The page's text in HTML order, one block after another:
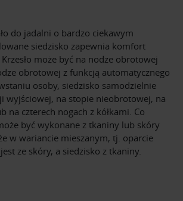
do jadalni o bardzo ciekawym
siedzisko zapewnia komfort
Krzesło może być na nodze obrotowej
obrotowej z funkcją automatycznego
osoby, siedzisko samodzielnie
wyjściowej, na stopie nieobrotowej, na
na czterech nogach z kółkami. Co
być wykonane z tkaniny lub skóry
w wariancie mieszanym, tj. oparcie
ze skóry, a siedzisko z tkaniny.